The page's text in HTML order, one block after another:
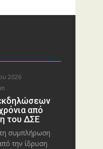
2026
από
του ΔΣΕ
συμπλήρωση
την ίδρυση